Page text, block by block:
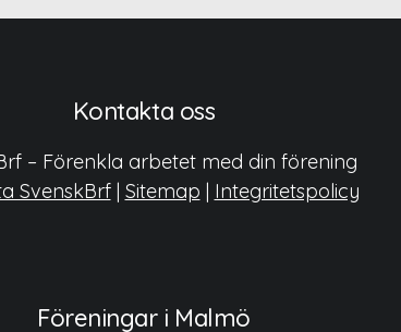
Kontakta oss
– Förenkla arbetet med din förening
SvenskBrf| Sitemap | Integritetspolicy
Föreningar i Malmö